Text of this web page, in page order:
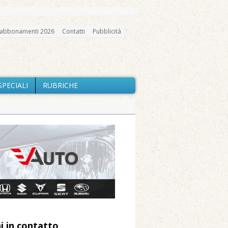
2026 Contatti Pubblicità
RUBRICHE
contano i danni del nubifragio di
Marazzato
«Misura precauzionale e